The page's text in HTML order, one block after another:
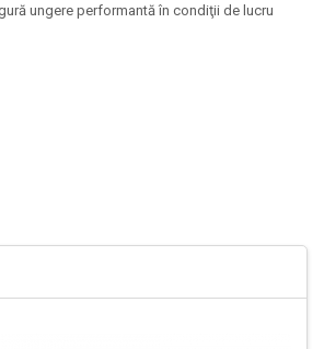
ungere performantă în condiţii de lucru